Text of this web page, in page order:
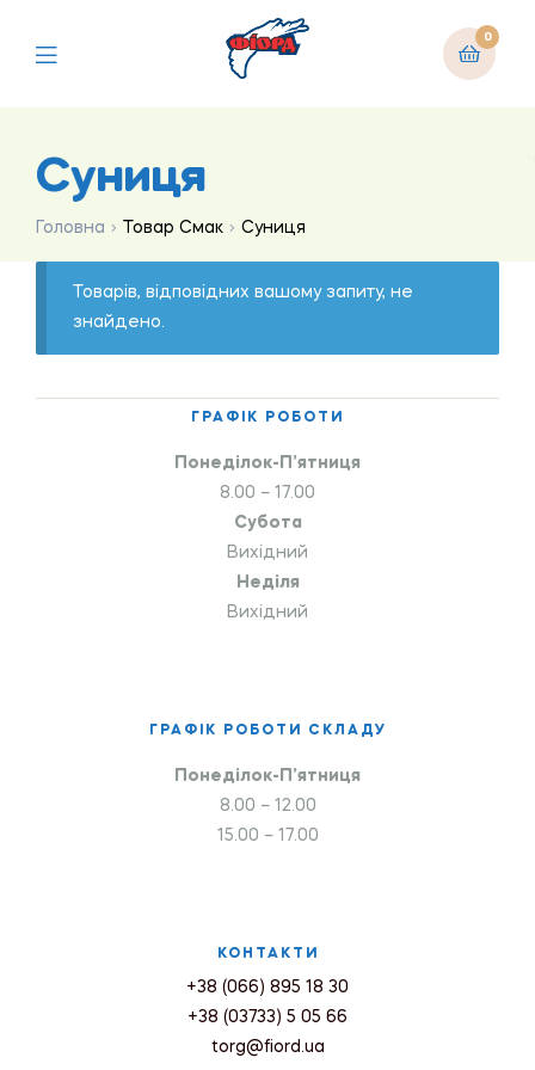
0
Суниця
Головна Товар Смак Суниця
Товарів, відповідних вашому запиту, не
знайдено.
ГРАФІК РОБОТИ
Понеділок-П’ятниця
8.00 – 17.00
Субота
Вихідний
Неділя
Вихідний
ГРАФІК РОБОТИ СКЛАДУ
Понеділок-П’ятниця
8.00 – 12.00
15.00 – 17.00
КОНТАКТИ
+38 (066) 895 18 30
+38 (03733) 5 05 66
torg@fiord.ua